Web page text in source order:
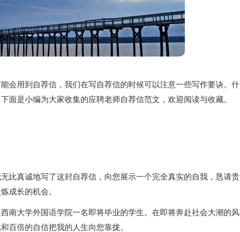
会用到自荐信，我们在写自荐信的时候可以注意一些写作要诀。什
面是小编为大家收集的应聘老师自荐信范文，欢迎阅读与收藏。
比真诚地写了这封自荐信，向您展示一个完全真实的自我，恳请贵
成长的机会。
南大学外国语学院一名即将毕业的学生。在即将奔赴社会大潮的风
百倍的自信把我的人生向您靠拢。